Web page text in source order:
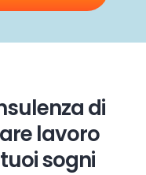
di
lavoro
sogni